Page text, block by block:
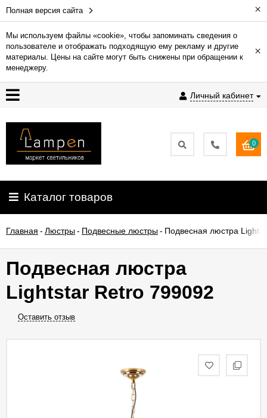
Полная версия сайта ×
Мы используем файлы «cookie», чтобы запоминать сведения о
пользователе и отображать подходящую ему рекламу и другие
материалы. Цены на сайте могут быть снижены при обращении к
менеджеру.
×
Личный кабинет
Гарантия
Доставка
и
Контакты
освещения
О
0
Каталог товаров
Главная - Люстры- Подвесные люстры- Подвесная люстра
Подвесная люстра
Lightstar Retro 799092
Оставить отзыв